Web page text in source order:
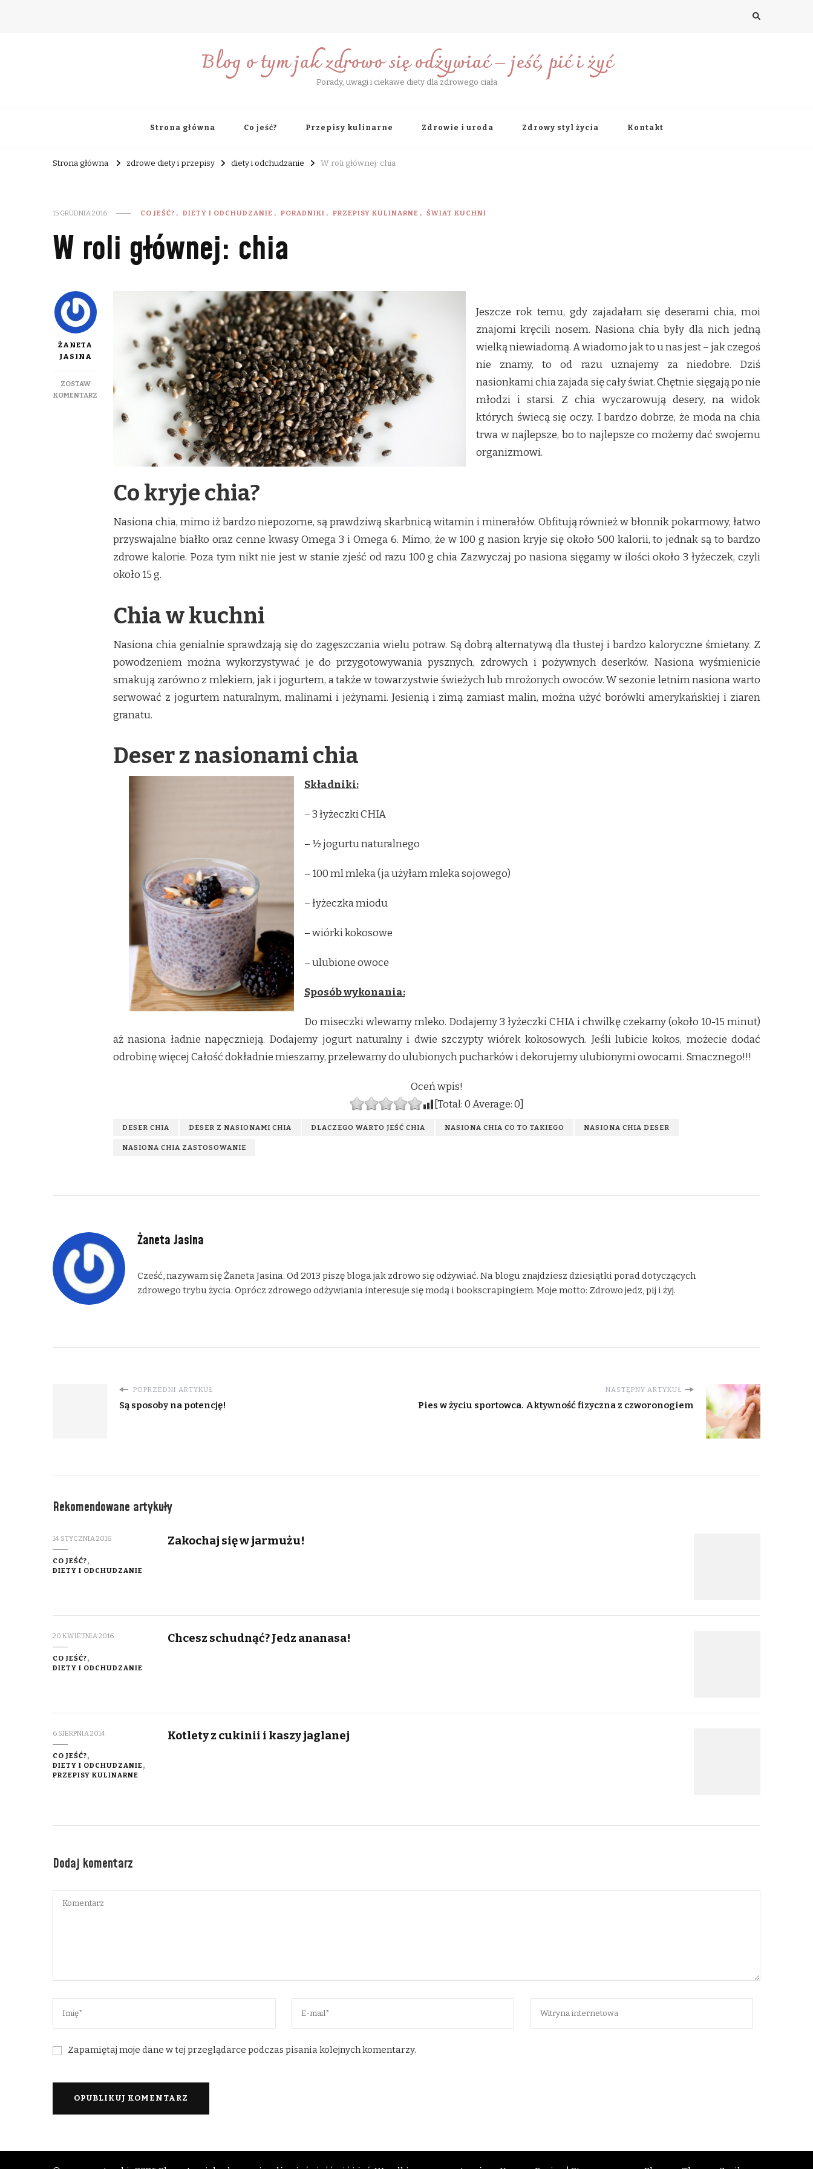
Blog o tym jak zdrowo się odżywiać – jeść, pić i żyć
Porady, uwagi i ciekawe diety dla zdrowego ciała
Strona główna Co jeść? Przepisy kulinarne Zdrowie i uroda Zdrowy styl życia Kontakt
Strona główna zdrowe diety i przepisy diety i odchudzanie W roli głównej: chia
15 GRUDNIA 2016 CO JEŚĆ? DIETY I ODCHUDZANIE PORADNIKI PRZEPISY KULINARNE ŚWIAT KUCHNI
W roli głównej: chia
ŻANETA
JASINA
ZOSTAW
KOMENTARZ
Jeszcze rok temu, gdy zajadałam się deserami chia, moi
znajomi kręcili nosem. Nasiona chia były dla nich jedną
wielką niewiadomą. A wiadomo jak to u nas jest – jak czegoś
nie znamy, to od razu uznajemy za niedobre. Dziś
nasionkami chia zajada się cały świat. Chętnie sięgają po nie
młodzi i starsi. Z chia wyczarowują desery, na widok
których świecą się oczy. I bardzo dobrze, że moda na chia
trwa w najlepsze, bo to najlepsze co możemy dać swojemu
organizmowi.
Co kryje chia?
Nasiona chia, mimo iż bardzo niepozorne, są prawdziwą skarbnicą witamin i minerałów. Obfitują również w błonnik pokarmowy, łatwo
przyswajalne białko oraz cenne kwasy Omega 3 i Omega 6. Mimo, że w 100 g nasion kryje się około 500 kalorii, to jednak są to bardzo
zdrowe kalorie. Poza tym nikt nie jest w stanie zjeść od razu 100 g chia Zazwyczaj po nasiona sięgamy w ilości około 3 łyżeczek, czyli
około 15 g.
Chia w kuchni
Nasiona chia genialnie sprawdzają się do zagęszczania wielu potraw. Są dobrą alternatywą dla tłustej i bardzo kaloryczne śmietany. Z
powodzeniem można wykorzystywać je do przygotowywania pysznych, zdrowych i pożywnych deserków. Nasiona wyśmienicie
smakują zarówno z mlekiem, jak i jogurtem, a także w towarzystwie świeżych lub mrożonych owoców. W sezonie letnim nasiona warto
serwować z jogurtem naturalnym, malinami i jeżynami. Jesienią i zimą zamiast malin, można użyć borówki amerykańskiej i ziaren
granatu.
Deser z nasionami chia
Składniki:
– 3 łyżeczki CHIA
– ½ jogurtu naturalnego
– 100 ml mleka (ja użyłam mleka sojowego)
– łyżeczka miodu
– wiórki kokosowe
– ulubione owoce
Sposób wykonania:
Do miseczki wlewamy mleko. Dodajemy 3 łyżeczki CHIA i chwilkę czekamy (około 10-15 minut)
aż nasiona ładnie napęcznieją. Dodajemy jogurt naturalny i dwie szczypty wiórek kokosowych. Jeśli lubicie kokos, możecie dodać
odrobinę więcej Całość dokładnie mieszamy, przelewamy do ulubionych pucharków i dekorujemy ulubionymi owocami. Smacznego!!!
Oceń wpis!
[Total:0Average:0
DESER CHIA DESER Z NASIONAMI CHIA DLACZEGO WARTO JEŚĆ CHIA NASIONA CHIA CO TO TAKIEGO NASIONA CHIA DESER
NASIONA CHIA ZASTOSOWANIE
Żaneta Jasina
Cześć, nazywam się Żaneta Jasina. Od 2013 piszę bloga jak zdrowo się odżywiać. Na blogu znajdziesz dziesiątki porad dotyczących
zdrowego trybu życia. Oprócz zdrowego odżywiania interesuje się modą i bookscrapingiem. Moje motto: Zdrowo jedz, pij i żyj.
POPRZEDNI ARTYKUŁ
Są sposoby na potencję!
NASTĘPNY ARTYKUŁ
Pies w życiu sportowca. Aktywność fizyczna z czworonogiem
Rekomendowane artykuły
14 STYCZNIA 2016
CO JEŚĆ?
DIETY I ODCHUDZANIE
Zakochaj się w jarmużu!
20 KWIETNIA 2016
CO JEŚĆ?
DIETY I ODCHUDZANIE
Chcesz schudnąć? Jedz ananasa!
6 SIERPNIA 2014
CO JEŚĆ?
DIETY I ODCHUDZANIE
PRZEPISY KULINARNE
Kotlety z cukinii i kaszy jaglanej
Dodaj komentarz
Zapamiętaj moje dane w tej przeglądarce podczas pisania kolejnych komentarzy.